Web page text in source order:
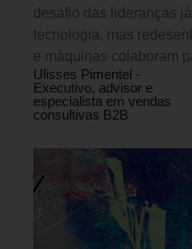
desafio das lideranças
tecnologia, mas
e máquinas colaboram
Ulisses Pimentel -
Executivo, advisor e
especialista em vendas
consultivas B2B